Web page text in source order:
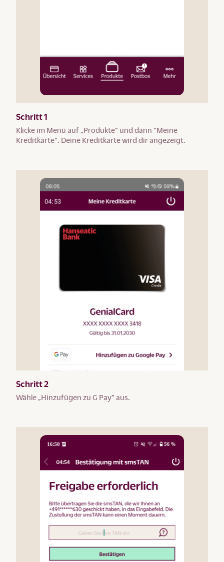
Schritt 1
Klicke im Menü auf „Produkte” und dann "Meine
Kreditkarte". Deine Kreditkarte wird dir angezeigt.
Schritt 2
Wähle „Hinzufügen zu G Pay” aus.